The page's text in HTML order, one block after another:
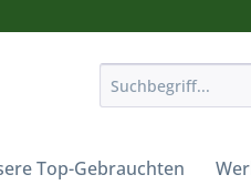
Top-Gebrauchten